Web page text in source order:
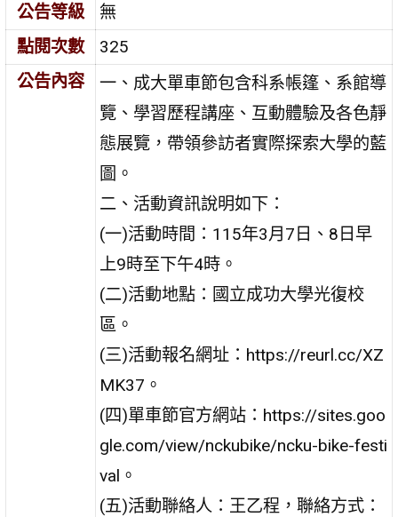
公告等級
無
點閱次數
325
公告內容
一、成大單車節包含科系帳篷、系館導
覽、學習歷程講座、互動體驗及各色靜
態展覽，帶領參訪者實際探索大學的藍
圖。
二、活動資訊說明如下：
(一)活動時間：115年3月7日、8日早
上9時至下午4時。
(二)活動地點：國立成功大學光復校
區。
(三)活動報名網址：https://reurl.cc/XZ
MK37。
(四)單車節官方網站：https://sites.goo
gle.com/view/nckubike/ncku-bike-festi
val。
(五)活動聯絡人：王乙程，聯絡方式：